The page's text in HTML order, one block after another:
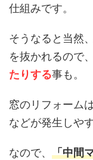
仕組みです。
そうなると当然
を抜かれるので、
たりする事も。
窓のリフォーム
などが発生しや
なので、 「中間